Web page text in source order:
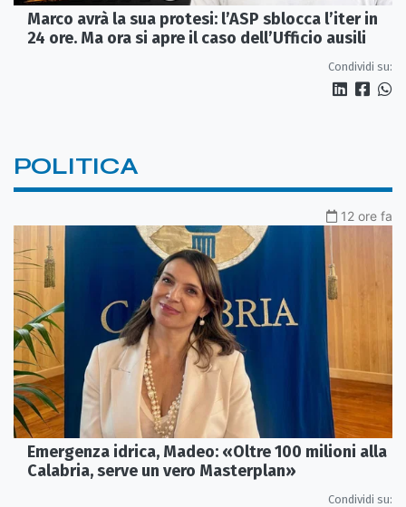
Marco avrà la sua protesi: l’ASP sblocca l’iter in
24 ore. Ma ora si apre il caso dell’Ufficio ausili
Condividi su:
POLITICA
12 ore fa
Emergenza idrica, Madeo: «Oltre 100 milioni alla
Calabria, serve un vero Masterplan»
Condividi su: